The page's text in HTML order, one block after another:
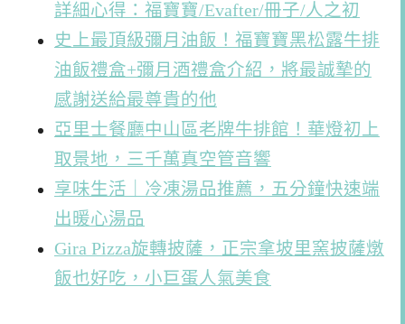
詳細心得：福寶寶/Evafter/冊子/人之初
史上最頂級彌月油飯！福寶寶黑松露牛排
油飯禮盒+彌月酒禮盒介紹，將最誠摯的
感謝送給最尊貴的他
亞里士餐廳中山區老牌牛排館！華燈初上
取景地，三千萬真空管音響
享味生活｜冷凍湯品推薦，五分鐘快速端
出暖心湯品
Gira Pizza旋轉披薩，正宗拿坡里窯披薩燉
飯也好吃，小巨蛋人氣美食